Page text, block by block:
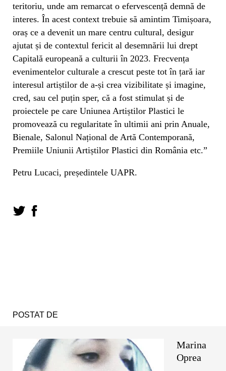
teritoriu, unde am remarcat o efervescență demnă de
interes. În acest context trebuie să amintim Timișoara,
oraș ce a devenit un mare centru cultural, desigur
ajutat și de contextul fericit al desemnării lui drept
Capitală europeană a culturii în 2023. Frecvența
evenimentelor culturale a crescut peste tot în țară iar
interesul artiștilor de a-și crea vizibilitate și imagine,
cred, sau cel puțin sper, că a fost stimulat și de
proiectele pe care Uniunea Artiștilor Plastici le
promovează cu regularitate în ultimii ani prin Anuale,
Bienale, Salonul Național de Artă Contemporană,
Premiile Uniunii Artiștilor Plastici din România etc.”
Petru Lucaci, președintele UAPR.
POSTAT DE
Marina
Oprea